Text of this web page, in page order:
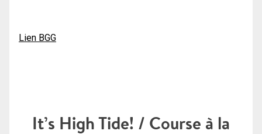
Lien BGG
It’s High Tide! / Course à la